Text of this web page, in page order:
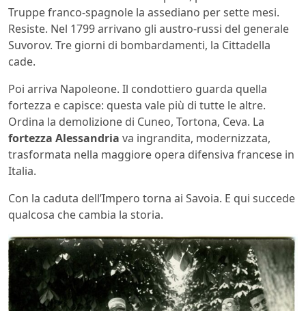
Truppe franco-spagnole la assediano per sette mesi.
Resiste. Nel 1799 arrivano gli austro-russi del generale
Suvorov. Tre giorni di bombardamenti, la Cittadella
cade.
Poi arriva Napoleone. Il condottiero guarda quella
fortezza e capisce: questa vale più di tutte le altre.
Ordina la demolizione di Cuneo, Tortona, Ceva. La
fortezza Alessandria va ingrandita, modernizzata,
trasformata nella maggiore opera difensiva francese in
Italia.
Con la caduta dell’Impero torna ai Savoia. E qui succede
qualcosa che cambia la storia.